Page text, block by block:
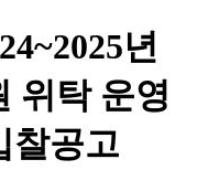
년
위탁 운영
찰공고